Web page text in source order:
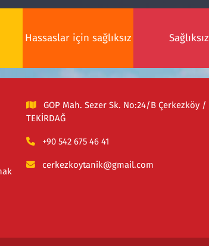
Hassaslar için sağlıksız Sağlıksız
GOP Mah. Sezer Sk. No:24/B Çerkezköy /
TEKİRDAĞ
+90 542 675 46 41
cerkezkoytanik@gmail.com